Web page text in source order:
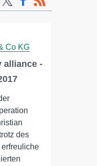
Co KG
alliance -
des